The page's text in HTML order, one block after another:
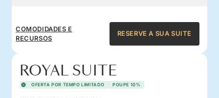
COMODIDADES E
RECURSOS
RESERVE A SUA SUITE
ROYAL SUITE
OFERTA POR TEMPO LIMITADO POUPE 10%